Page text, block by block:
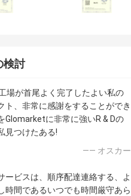
検討
場が首尾よく完了したよい私の
ト、非常に感謝をすることができ
Glomarketに非常に強いR & Dの
見つけたある!
—— オスカー
ービスは、順序配達連絡する、よ
時間であるいつでも時間厳守あら